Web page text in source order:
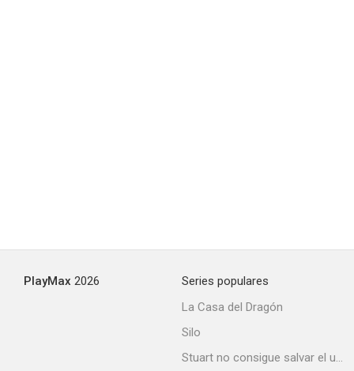
PlayMax 2026
Series populares
La Casa del Dragón
Silo
Stuart no consigue salvar el universo